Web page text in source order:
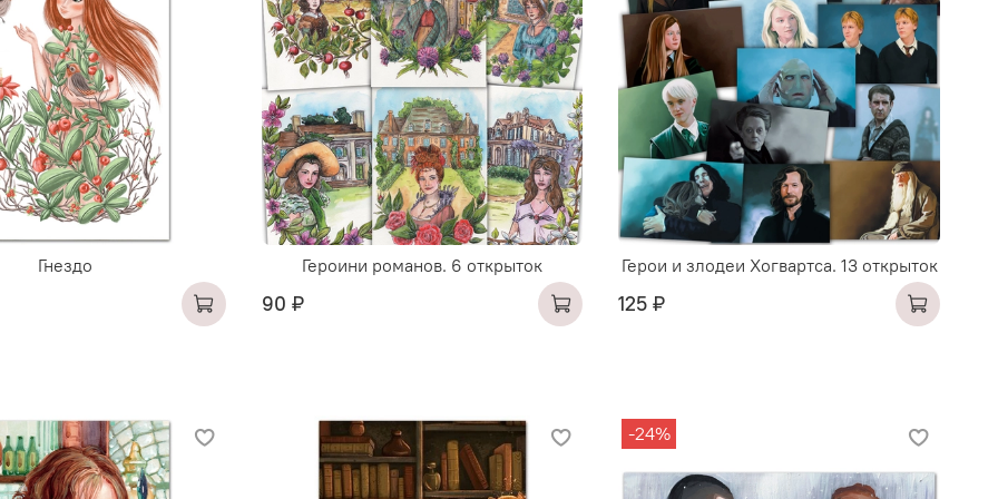
Гнездо Героини романов. 6 открыток
90 ₽
Герои и злодеи Хогвартса. 13 открыток
125 ₽
-24%